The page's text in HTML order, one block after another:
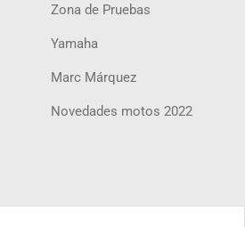
Zona de Pruebas
Yamaha
Marc Márquez
Novedades motos 2022